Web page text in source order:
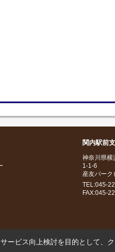
関内駅前
神奈川県横
1-1-6
産友パーク
TEL:045-
FAX:045-
ービス向上検討を目的として、